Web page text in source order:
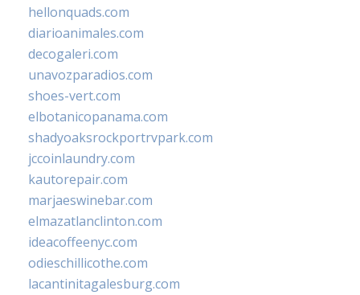
hellonquads.com
diarioanimales.com
decogaleri.com
unavozparadios.com
shoes-vert.com
elbotanicopanama.com
shadyoaksrockportrvpark.com
jccoinlaundry.com
kautorepair.com
marjaeswinebar.com
elmazatlanclinton.com
ideacoffeenyc.com
odieschillicothe.com
lacantinitagalesburg.com